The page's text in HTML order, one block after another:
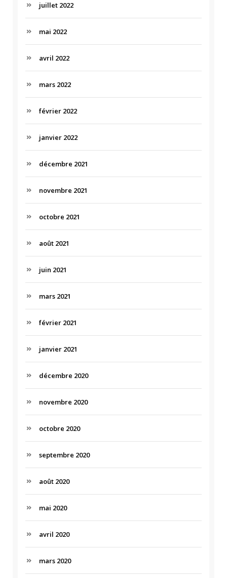
juillet 2022
mai 2022
avril 2022
mars 2022
février 2022
janvier 2022
décembre 2021
novembre 2021
octobre 2021
août 2021
juin 2021
mars 2021
février 2021
janvier 2021
décembre 2020
novembre 2020
octobre 2020
septembre 2020
août 2020
mai 2020
avril 2020
mars 2020